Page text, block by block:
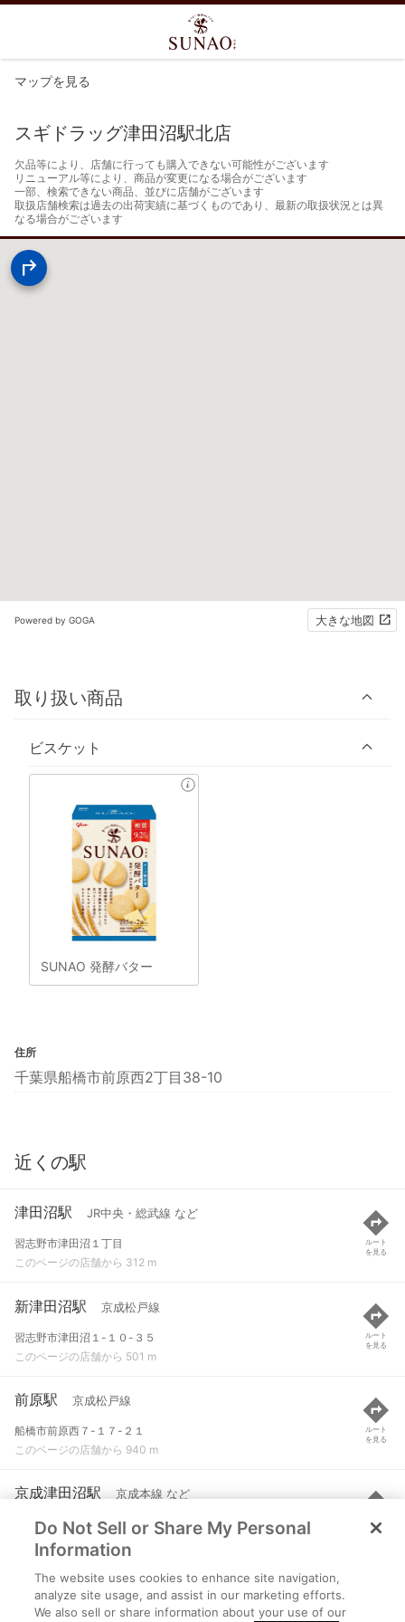
マップを見る
スギドラッグ津田沼駅北店
欠品等により、店舗に行っても購入できない可能性がございます
リニューアル等により、商品が変更になる場合がございます
一部、検索できない商品、並びに店舗がございます
取扱店舗検索は過去の出荷実績に基づくものであり、最新の取扱状況とは異
なる場合がございます
Powered by GOGA 大きな地図
取り扱い商品
ビスケット
SUNAO 発酵バター
住所
千葉県船橋市前原西2丁目38-10
近くの駅
津田沼駅 JR中央・総武線 など
習志野市津田沼１丁目
このページの店舗から 312 m
ルート
を見る
新津田沼駅 京成松戸線
習志野市津田沼１-１０-３５
このページの店舗から 501 m
ルート
を見る
前原駅 京成松戸線
船橋市前原西７-１７-２１
このページの店舗から 940 m
ルート
を見る
京成津田沼駅 京成本線 など
習志野市津田沼３-１-１
このページの店舗から 1.2 km
ルート
を見る
谷津駅 京成本線
習志野市谷津５-４-５
Do Not Sell or Share My Personal
Information
The website uses cookies to enhance site navigation,
analyze site usage, and assist in our marketing efforts.
We also sell or share information about your use of our